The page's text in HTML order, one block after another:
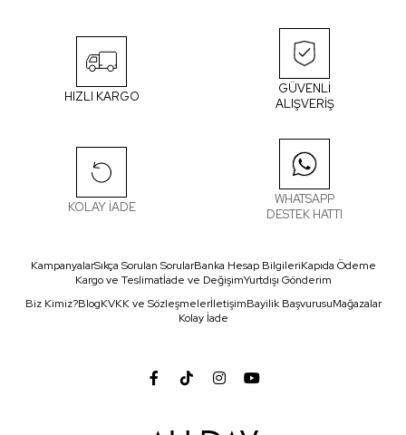
HIZLI KARGO
GÜVENLİ
ALIŞVERİŞ
KOLAY İADE
WHATSAPP
DESTEK HATTI
KampanyalarSıkça Sorulan SorularBanka Hesap BilgileriKapıda Ödeme
Kargo ve Teslimatİade ve DeğişimYurtdışı Gönderim
Biz Kimiz?BlogKVKK ve SözleşmelerİletişimBayilik BaşvurusuMağazalar
Kolay İade